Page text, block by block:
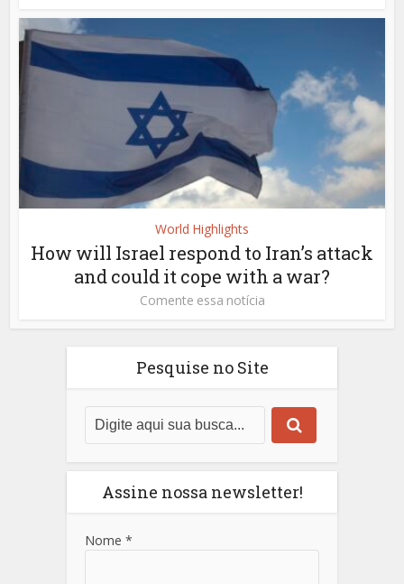
World Highlights
How will Israel respond to Iran’s attack
and could it cope with a war?
Comente essa notícia
Pesquise no Site
Assine nossa newsletter!
Nome *